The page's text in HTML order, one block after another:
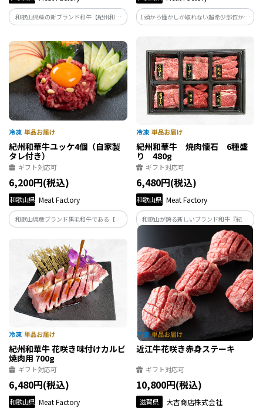
和歌山県産の新ブランド和牛【紀州和華
牛】の人気部位サーロイン。従来の黒毛和
牛」のサーロインを是非ご賞味くださ
い。特別なディナーや贈り物にも喜んで
いただけます。
1頭から僅かしか取れない超希少部位かつ
最高級部位【シャトーブリアン】を贅沢
和華牛ならではの柔らかな食感と上品な
赤身の旨味をご堪能ください。
紀州和華牛ユッケ4個（自家製
タレ付き）
ギフト対応可
6,200円(税込)
和歌山県 Meat Factory
和歌山県産ブランド黒毛和牛である【紀
州和華牛】を使用した贅沢ユッケ。厚生労
働省が定めた基準をクリアした工場で製
造いたしました。自家製の味噌ベースの
タレをかけて、とろける旨味をご堪能あ
れ。
紀州和華牛 焼肉懐石 6種盛
り 480g
ギフト対応可
6,480円(税込)
和歌山県 Meat Factory
和歌山が誇る新しいブランド和牛『紀州
和華牛』。人気6部位を一度に楽しめる贅
沢な焼肉食べ比べセット。部位ごとに異
なる味わいを楽しめる、特別な日のごち
そうや贈り物としても大変喜ばれます。
紀州和華牛 花咲き味付けカルビ
焼肉用 700g
ギフト対応可
6,480円(税込)
和歌山県 Meat Factory
近江牛花咲き赤身ステーキ
ギフト対応可
10,800円(税込)
滋賀県 大吉商店株式会社